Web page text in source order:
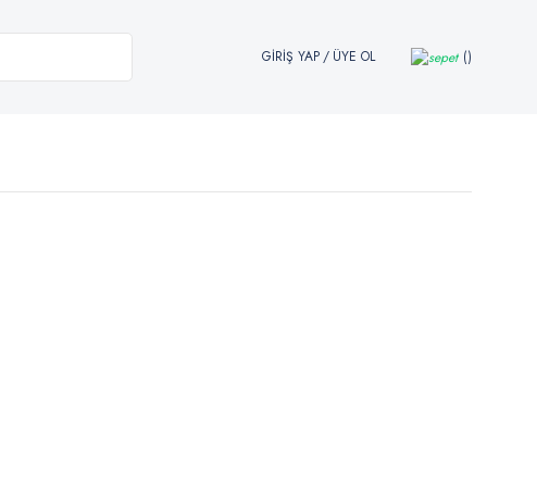
GİRİŞ YAP/ ÜYE OL